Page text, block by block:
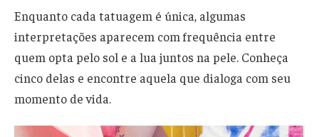
Enquanto cada tatuagem é única, algumas
interpretações aparecem com frequência entre
quem opta pelo sol e a lua juntos na pele. Conheça
cinco delas e encontre aquela que dialoga com seu
momento de vida.